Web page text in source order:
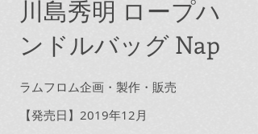
川島秀明 ロープハ
ンドルバッグ Nap
ラムフロム企画・製作・販売
【発売日】2019年12月